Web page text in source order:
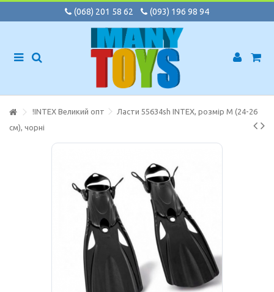
(068) 201 58 62 (093) 196 98 94
!INTEX Великий опт
Ласти 55634sh INTEX, розмір M (24-26
см), чорні